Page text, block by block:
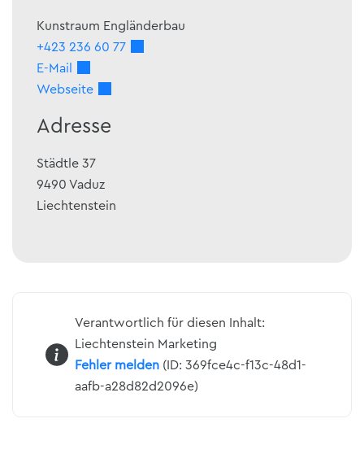
Kunstraum Engländerbau
+423 236 60 77
E-Mail
Webseite
Adresse
Städtle 37
9490 Vaduz
Liechtenstein
Verantwortlich für diesen Inhalt:
Liechtenstein Marketing
Fehler melden(ID: 369fce4c-f13c-48d1-
aafb-a28d82d2096e)